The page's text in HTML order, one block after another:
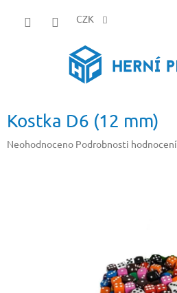
CZK
Kostka D6 (12 mm)
Průměrné
Neohodnoceno Podrobnosti hodnocení